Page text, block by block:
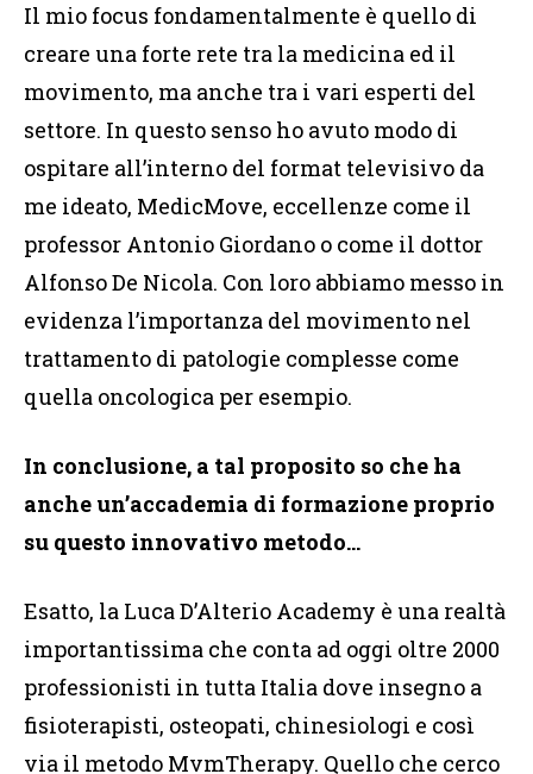
Il mio focus fondamentalmente è quello di
creare una forte rete tra la medicina ed il
movimento, ma anche tra i vari esperti del
settore. In questo senso ho avuto modo di
ospitare all’interno del format televisivo da
me ideato, MedicMove, eccellenze come il
professor Antonio Giordano o come il dottor
Alfonso De Nicola. Con loro abbiamo messo in
evidenza l’importanza del movimento nel
trattamento di patologie complesse come
quella oncologica per esempio.
In conclusione, a tal proposito so che ha
anche un’accademia di formazione proprio
su questo innovativo metodo…
Esatto, la Luca D’Alterio Academy è una realtà
importantissima che conta ad oggi oltre 2000
professionisti in tutta Italia dove insegno a
fisioterapisti, osteopati, chinesiologi e così
via il metodo MvmTherapy. Quello che cerco